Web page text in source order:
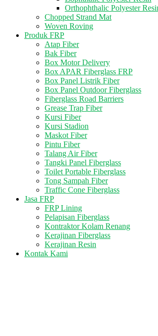
Orthophthalic Polyester
Chopped Strand Mat
Woven Roving
Produk FRP
Atap Fiber
Bak Fiber
Box Motor Delivery
Box APAR Fiberglass FRP
Box Panel Listrik Fiber
Box Panel Outdoor Fiberglass
Fiberglass Road Barriers
Grease Trap Fiber
Kursi Fiber
Kursi Stadion
Maskot Fiber
Pintu Fiber
Talang Air Fiber
Tangki Panel Fiberglass
Toilet Portable Fiberglass
Tong Sampah Fiber
Traffic Cone Fiberglass
Jasa FRP
FRP Lining
Pelapisan Fiberglass
Kontraktor Kolam Renang
Kerajinan Fiberglass
Kerajinan Resin
Kontak Kami